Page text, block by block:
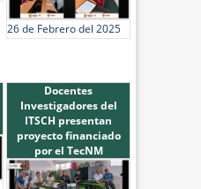
26 de Febrero del 2025
Docentes
Investigadores del
ITSCH presentan
proyecto financiado
por el TecNM